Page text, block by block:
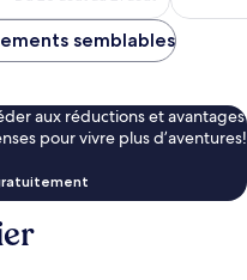
8 $ CA
semblables
aux réductions et avantages
pour vivre plus d’aventures!